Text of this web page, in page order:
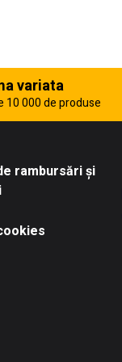
variata
10 000 de produse
rambursări și